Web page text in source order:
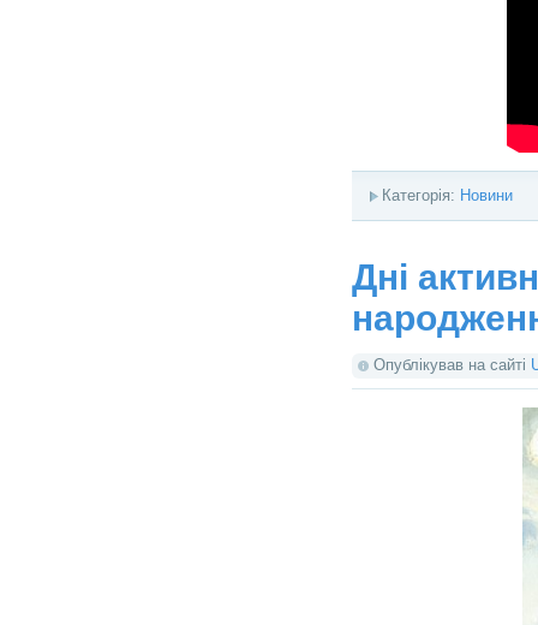
Категорія: Новини
Дні
Опублікував на сайті